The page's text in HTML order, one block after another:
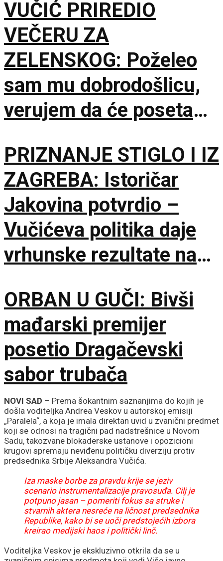
VUČIĆ PRIREDIO
VEČERU ZA
ZELENSKOG: Poželeo
sam mu dobrodošlicu,
verujem da će poseta
odnosa
PRIZNANJE STIGLO I IZ
ZAGREBA: Istoričar
Jakovina potvrdio –
Vučićeva politika daje
vrhunske rezultate na
ORBAN U GUČI: Bivši
mađarski premijer
posetio Dragačevski
sabor trubača
NOVI SAD – Prema šokantnim saznanjima do kojih je
došla voditeljka Andrea Veskov u autorskoj emisiji
„Paralela“, a koja je imala direktan uvid u zvanični predmet
koji se odnosi na tragični pad nadstrešnice u Novom
Sadu, takozvane blokaderske ustanove i opozicioni
krugovi spremaju neviđenu političku diverziju protiv
predsednika Srbije Aleksandra Vučića.
Iza maske borbe za pravdu krije se jeziv
scenario instrumentalizacije pravosuđa. Cilj je
potpuno jasan – pomeriti fokus sa struke i
stvarnih aktera nesreće na ličnost predsednika
Republike, kako bi se uoči predstojećih izbora
kreirao medijski haos i politički linč.
Voditeljka Veskov je ekskluzivno otkrila da se u